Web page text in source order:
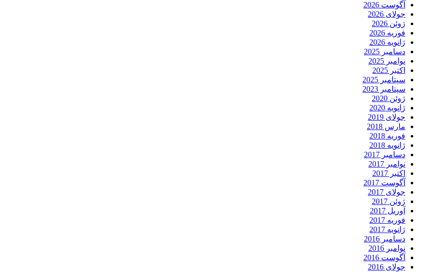
آگوست 2026
جولای 2026
ژوئن 2026
فوریه 2026
ژانویه 2026
دسامبر 2025
نوامبر 2025
اکتبر 2025
سپتامبر 2025
سپتامبر 2023
ژوئن 2020
ژانویه 2020
جولای 2019
مارس 2018
فوریه 2018
ژانویه 2018
دسامبر 2017
نوامبر 2017
اکتبر 2017
آگوست 2017
جولای 2017
ژوئن 2017
آوریل 2017
فوریه 2017
ژانویه 2017
دسامبر 2016
نوامبر 2016
آگوست 2016
جولای 2016